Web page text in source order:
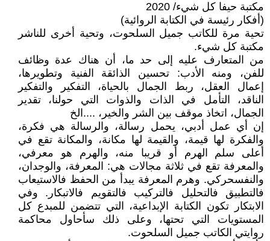
مكتبة حيفا كل شيء/ 2020
(أفكار رئيسة في الكتابة الروائية)
تحية مرة للكاتب جميل السلحوت، وتحية أخرى للناشر
مكتبة كل شيء.
من المتعارف عليه إلى حد ما، أن هناك عدة وظائف
للفن، ومنه الأدب: تحسين الذائقة الفنية وتطويرها،
إعمال العقل، ربط الجمال بالحياة، التفكير والتفكير
الناقد، التأمل في الذات والذوات التي حولنا، تقدير
الجمال، اتخاذ موقف بين الشر والخير، ....الخ
إن أي عمل أدبي، يحمل رسالة، والرسالة هي فكرة،
والفكرة لها قيمة، والقيمة لها مكانة، والمكانة تقع في
أعلى سلم الهرم أو قريبا منه، والهرم هو معرفي،
والمعرفة تقع في ثلاثة مجالات هي: المعرفة، والوجدان،
والنفسحركي. وهرم المعرفة يبدأ من الحفظ فالاستيعاب
فالتطبيق فالتحليل فالتركيب فالتقويم فالاتبكار. وفي
الابتكار تكون الكتابة الإبداعية، التي تتضمن للمبدع كل
المستويات التي تحتها، وعلى ذلك سأحاول محاكمة
روايتي الكاتب جميل السلحوت.